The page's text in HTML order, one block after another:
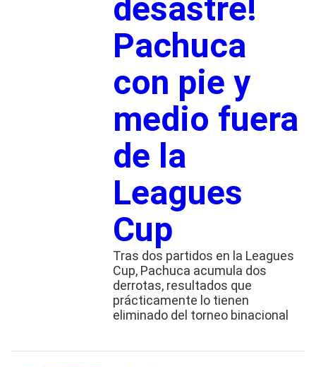
desastre!
Pachuca
con pie y
medio fuera
de la
Leagues
Cup
Tras dos partidos en la Leagues
Cup, Pachuca acumula dos
derrotas, resultados que
prácticamente lo tienen
eliminado del torneo binacional